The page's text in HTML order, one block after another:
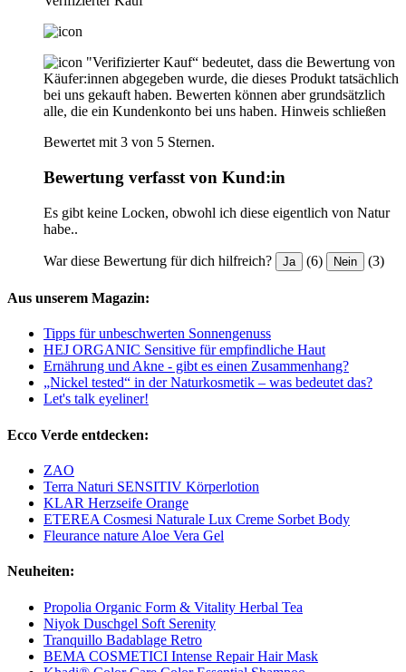
"Verifizierter Kauf“ bedeutet, dass die Bewertung von
Käufer:innen abgegeben wurde, die dieses Produkt tatsächlich
bei uns gekauft haben. Bewerten können aber grundsätzlich
alle, die ein Kundenkonto bei uns haben. Hinweis schließen
Bewertet mit 3 von 5 Sternen.
Bewertung verfasst von Kund:in
Es gibt keine Locken, obwohl ich diese eigentlich von Natur
habe..
War diese Bewertung für dich hilfreich? Ja (6) Nein (3)
Aus unserem Magazin:
Tipps für unbeschwerten Sonnengenuss
HEJ ORGANIC Sensitive für empfindliche Haut
Ernährung und Akne - gibt es einen Zusammenhang?
„Nickel tested“ in der Naturkosmetik – was bedeutet das?
Let's talk eyeliner!
Ecco Verde entdecken:
ZAO
Terra Naturi SENSITIV Körperlotion
KLAR Herzseife Orange
ETEREA Cosmesi Naturale Lux Creme Sorbet Body
Fleurance nature Aloe Vera Gel
Neuheiten:
Propolia Organic Form & Vitality Herbal Tea
Niyok Duschgel Soft Serenity
Tranquillo Badablage Retro
BEMA COSMETICI Intense Repair Hair Mask